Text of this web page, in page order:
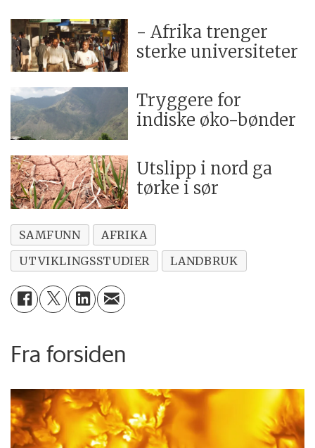
- Afrika trenger
sterke universiteter
Tryggere for
indiske øko-bønder
Utslipp i nord ga
tørke i sør
SAMFUNN
AFRIKA
UTVIKLINGSSTUDIER
LANDBRUK
Fra forsiden